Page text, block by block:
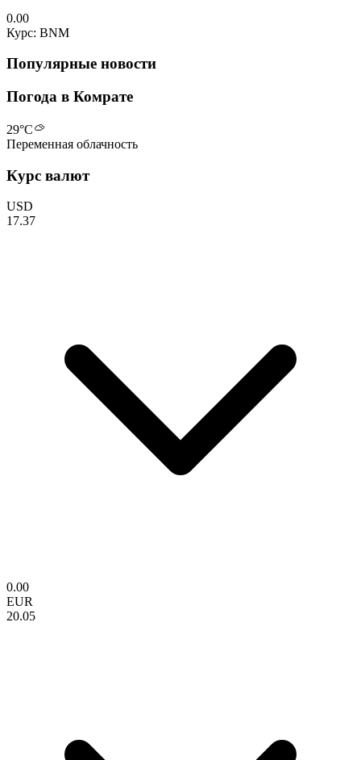
0.00
Курс: BNM
Популярные новости
Погода в Комрате
29°C
Переменная облачность
Курс валют
USD
17.37
0.00
EUR
20.05